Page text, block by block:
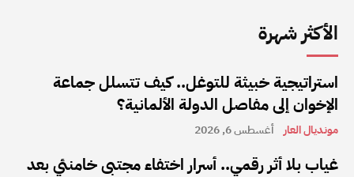
الأكثر شهرة
استراتيجية خبيثة للتوغل.. كيف تتسلل جماعة
الإخوان إلى مفاصل الدولة الألمانية؟
مونديال العار أغسطس 6, 2026
غياب بلا أثر رقمي.. أسرار اختفاء مجتبى خامنئي بعد